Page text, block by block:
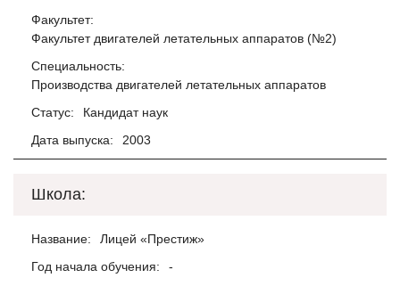
Факультет:
Факультет двигателей летательных аппаратов (№2)
Специальность:
Производства двигателей летательных аппаратов
Статус:
Кандидат наук
Дата выпуска:
2003
Школа:
Название:
Лицей «Престиж»
Год начала обучения:
-